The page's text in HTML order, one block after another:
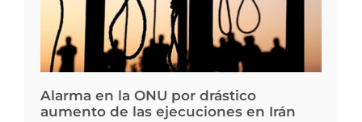
Alarma en la ONU por drástico
aumento de las ejecuciones en Irán